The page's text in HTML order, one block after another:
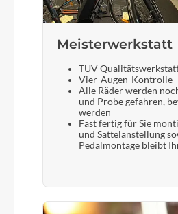
Meisterwerkstatt
TÜV
Vier-Augen-Kontrolle
Alle Räder werden
und Probe gefahren,
werden
Fast fertig für Sie
und Sattelanstellung
Pedalmontage bleibt